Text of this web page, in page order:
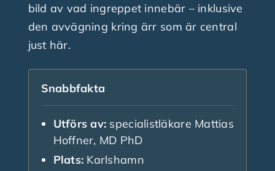
bild av vad ingreppet innebär – inklusive
den avvägning kring ärr som är central
just här.
Snabbfakta
Utförs av: specialistläkare Mattias
Hoffner, MD PhD
Plats: Karlshamn